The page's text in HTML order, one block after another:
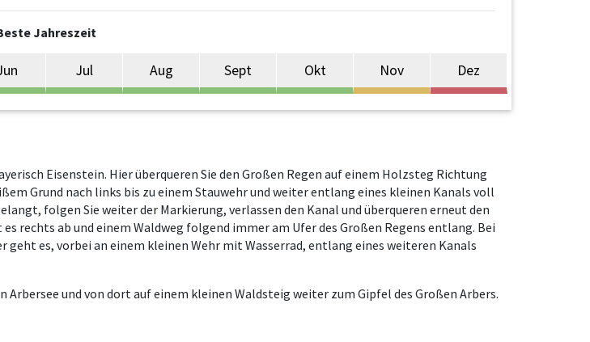
Jahreszeit
Jul Aug Sept Okt Nov Dez
Eisenstein. Hier überqueren Sie den Großen Regen auf einem Holzsteg Richtung
Grund nach links bis zu einem Stauwehr und weiter entlang eines kleinen Kanals voll
folgen Sie weiter der Markierung, verlassen den Kanal und überqueren erneut den
rechts ab und einem Waldweg folgend immer am Ufer des Großen Regens entlang. Bei
geht es, vorbei an einem kleinen Wehr mit Wasserrad, entlang eines weiteren Kanals
und von dort auf einem kleinen Waldsteig weiter zum Gipfel des Großen Arbers.